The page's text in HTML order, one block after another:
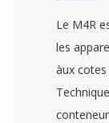
auto-
en-tête
Le M4R
les
àux